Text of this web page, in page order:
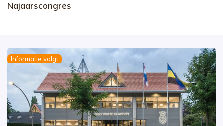
Najaarscongres
Informatie volgt